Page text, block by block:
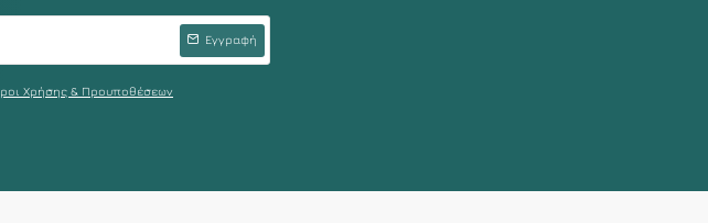
Εγγραφή
Χρήσης & Προυποθέσεων